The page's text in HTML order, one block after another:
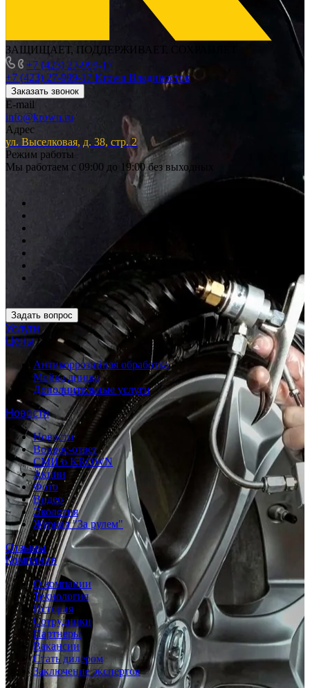
ЗАЩИЩАЕТ, ПОДДЕРЖИВАЕТ, СОХРАНЯЕТ
+7 (423) 27-999-17
+7 (423) 27-999-17 Krown Владивосток
Заказать звонок
E-mail
info@krown.ru
Адрес
ул. Выселковая, д. 38, стр. 2
Режим работы
Мы работаем с 09:00 до 19:00 без выходных
Задать вопрос
Услуги
Цены
Антикоррозийная обработка
Мойка днища
Дополнительные услуги
Новости
Новости
Вопрос-ответ
СМИ о KROWN
Акции
Фото
Видео
Экология
Журнал "За рулем"
Отзывы
Компания
О компании
Технология
История
Сотрудники
Партнеры
Вакансии
Стать дилером
Заключение экспертов